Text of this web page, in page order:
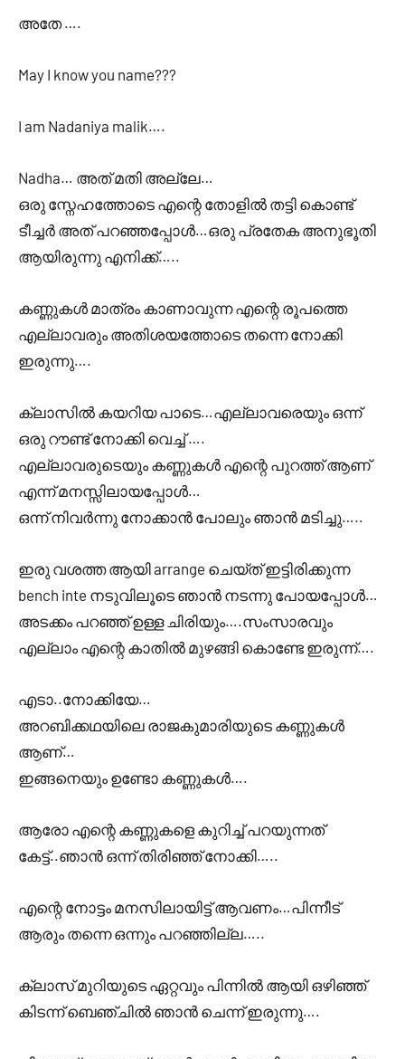
അതേ ….
May I know you name???
I am Nadaniya malik….
Nadha… അത് മതി അല്ലേ…
ഒരു സ്നേഹത്തോടെ എന്റെ തോളിൽ തട്ടി കൊണ്ട്
ടീച്ചർ അത് പറഞ്ഞപ്പോൾ…ഒരു പ്രതേക അനുഭൂതി
ആയിരുന്നു എനിക്ക്…..
കണ്ണുകൾ മാത്രം കാണാവുന്ന എന്റെ രൂപത്തെ
എല്ലാവരും അതിശയത്തോടെ തന്നെ നോക്കി
ഇരുന്നു….
ക്ലാസിൽ കയറിയ പാടെ…എല്ലാവരെയും ഒന്ന്
ഒരു റൗണ്ട് നോക്കി വെച്ച് ….
എല്ലാവരുടെയും കണ്ണുകൾ എന്റെ പുറത്ത് ആണ്
എന്ന് മനസ്സിലായപ്പോൾ…
ഒന്ന് നിവർന്നു നോക്കാൻ പോലും ഞാൻ മടിച്ചു…..
ഇരു വശത്ത ആയി arrange ചെയ്ത് ഇട്ടിരിക്കുന്ന
bench inte നടുവിലൂടെ ഞാൻ നടന്നു പോയപ്പോൾ…
അടക്കം പറഞ്ഞ് ഉള്ള ചിരിയും….സംസാരവും
എല്ലാം എന്റെ കാതിൽ മുഴങ്ങി കൊണ്ടേ ഇരുന്ന്….
എടാ..നോക്കിയേ…
അറബിക്കഥയിലെ രാജകുമാരിയുടെ കണ്ണുകൾ
ആണ്…
ഇങ്ങനെയും ഉണ്ടോ കണ്ണുകൾ….
ആരോ എന്റെ കണ്ണുകളെ കുറിച്ച് പറയുന്നത്
കേട്ട്..ഞാൻ ഒന്ന് തിരിഞ്ഞ് നോക്കി…..
എന്റെ നോട്ടം മനസിലായിട്ട് ആവണം…പിന്നീട്
ആരും തന്നെ ഒന്നും പറഞ്ഞില്ല…..
ക്ലാസ് മുറിയുടെ ഏറ്റവും പിന്നിൽ ആയി ഒഴിഞ്ഞ്
കിടന്ന് ബെഞ്ചിൽ ഞാൻ ചെന്ന് ഇരുന്നു….